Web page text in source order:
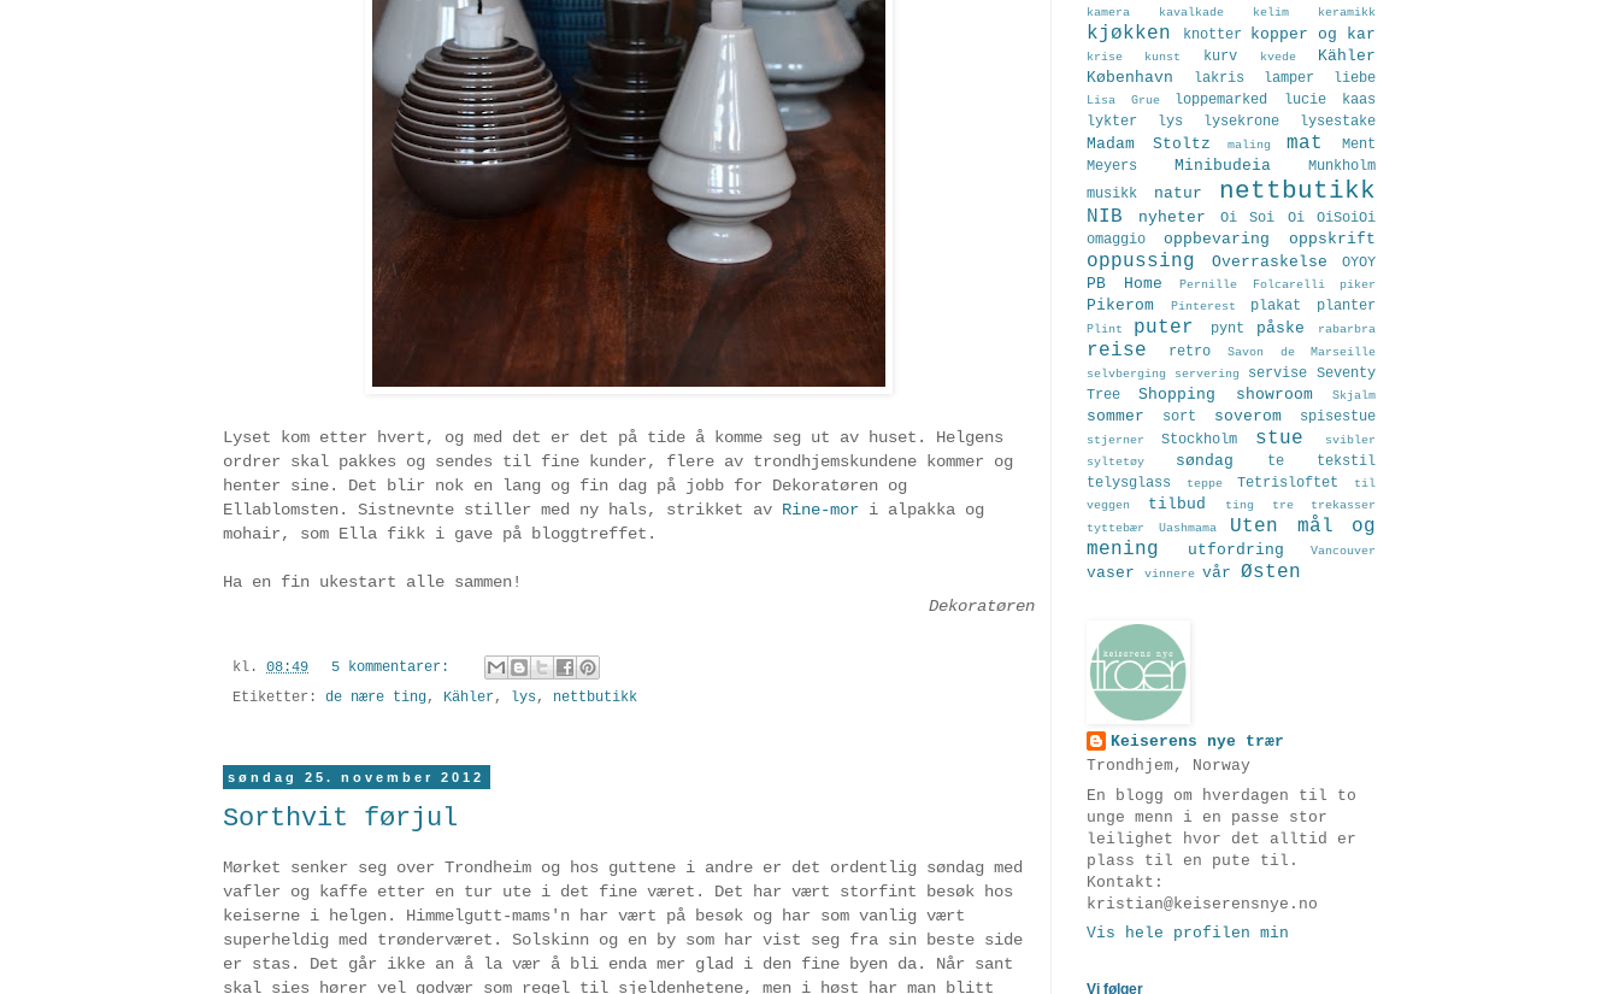
Lyset kom etter hvert, og med det er det på tide å komme seg ut av huset. Helgens
ordrer skal pakkes og sendes til fine kunder, flere av trondhjemskundene kommer og
henter sine. Det blir nok en lang og fin dag på jobb for Dekoratøren og
Ellablomsten. Sistnevnte stiller med ny hals, strikket av Rine-mor i alpakka og
mohair, som Ella fikk i gave på bloggtreffet.
Ha en fin ukestart alle sammen!
Dekoratøren
kl. 08:49
5 kommentarer:
Etiketter: de nære ting, Kähler, lys, nettbutikk
søndag 25. november 2012
Sorthvit førjul
Mørket senker seg over Trondheim og hos guttene i andre er det ordentlig søndag med
vafler og kaffe etter en tur ute i det fine været. Det har vært storfint besøk hos
keiserne i helgen. Himmelgutt-mams'n har vært på besøk og har som vanlig vært
superheldig med trønderværet. Solskinn og en by som har vist seg fra sin beste side
er stas. Det går ikke an å la vær å bli enda mer glad i den fine byen da. Når sant
skal sies hører vel godvær som regel til sjeldenhetene, men i høst har man blitt
kamera kavalkade kelim keramikk
kjøkken knotter kopper og kar
krise kunst kurv kvede
Kähler
København
lakris lamper liebe
Lisa Grue loppemarked
lucie kaas
lykter
lys lysekrone lysestake
Madam Stoltz maling mat
Ment
Meyers
Minibudeia
Munkholm
musikk
natur nettbutikk
NIB nyheter Oi Soi Oi
OiSoiOi
omaggio
oppbevaring oppskrift
oppussing Overraskelse OYOY
PB Home Pernille Folcarelli piker
Pikerom Pinterest plakat planter
Plint puter pynt påske rabarbra
reise retro
Savon de Marseille
selvberging
servering servise Seventy
Tree
Shopping showroom Skjalm
sommer sort soverom spisestue
stjerner Stockholm stue
svibler
syltetøy
søndag te
tekstil
telysglass
teppe Tetrisloftet
til
veggen
tilbud ting tre
trekasser
tyttebær
Uashmama
Uten mål og
mening
utfordring Vancouver
vaser vinnere vår Østen
Keiserens nye trær
Trondhjem, Norway
En blogg om hverdagen til to
unge menn i en passe stor
leilighet hvor det alltid er
plass til en pute til.
Kontakt:
kristian@keiserensnye.no
Vis hele profilen min
Vi følger